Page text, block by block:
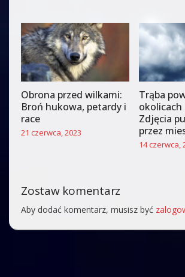
Obrona przed wilkami:
Broń hukowa, petardy i
race
21 czerwca, 2023
Trąba
okolicach
Zdjęcia
przez
14 czerwca,
Zostaw komentarz
Aby dodać komentarz, musisz być